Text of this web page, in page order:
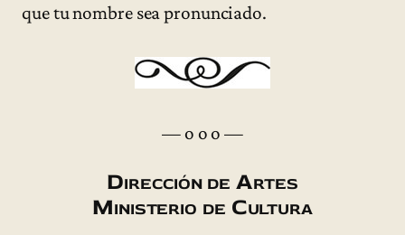
que tu nombre sea pronunciado.
— o o o —
Dirección de Artes
Ministerio de Cultura